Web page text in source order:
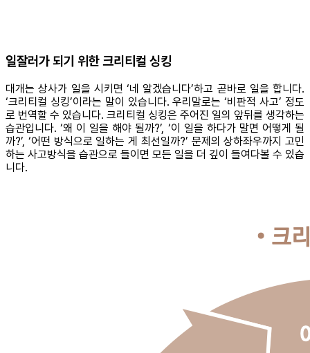
일잘러가 되기 위한 크리티컬 싱킹
대개는 상사가 일을 시키면 ‘네 알겠습니다’하고 곧바로 일을 합니다.
‘크리티컬 싱킹’이라는 말이 있습니다. 우리말로는 ‘비판적 사고’ 정도
로 번역할 수 있습니다. 크리티컬 싱킹은 주어진 일의 앞뒤를 생각하는
습관입니다. ‘왜 이 일을 해야 될까?’, ‘이 일을 하다가 말면 어떻게 될
까?’, ‘어떤 방식으로 일하는 게 최선일까?’ 문제의 상하좌우까지 고민
하는 사고방식을 습관으로 들이면 모든 일을 더 깊이 들여다볼 수 있습
니다.